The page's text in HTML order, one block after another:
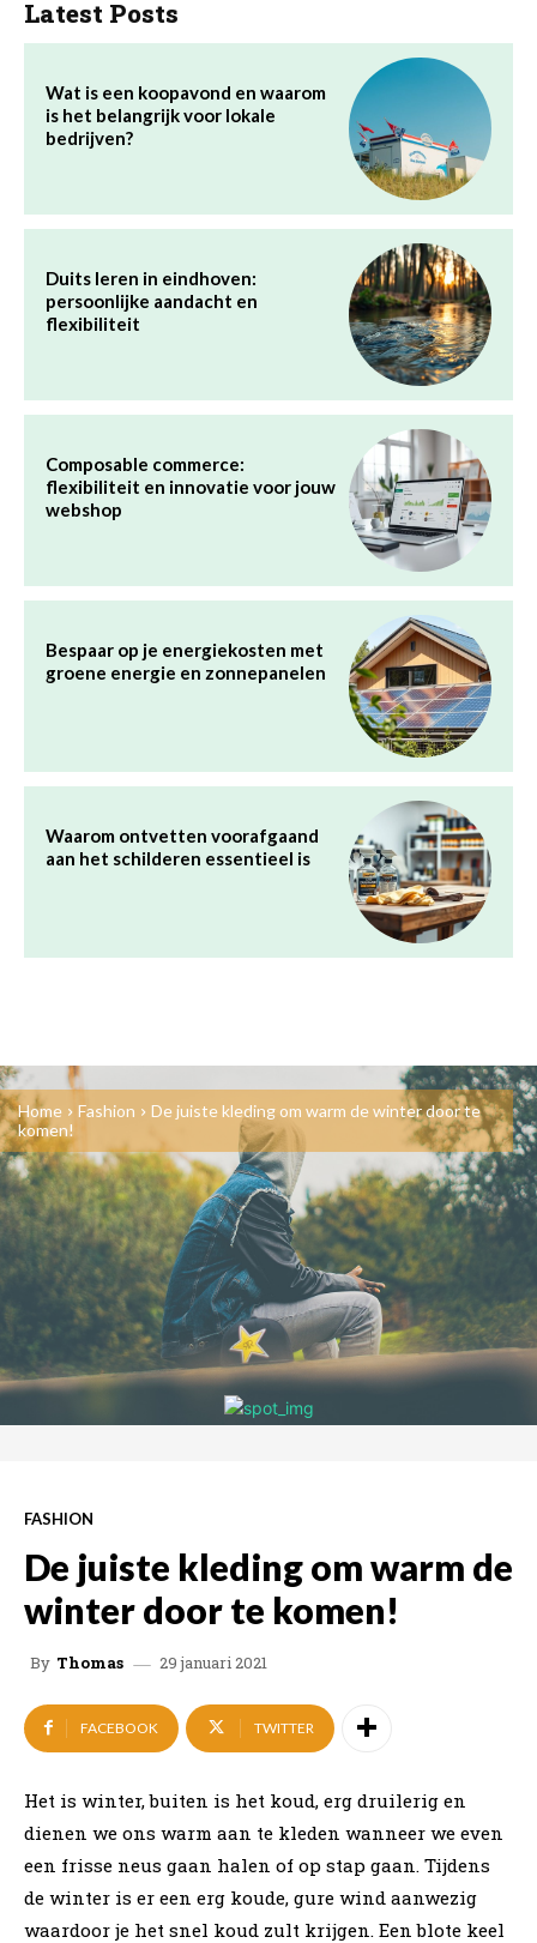
Latest Posts
Wat is een koopavond en waarom
is het belangrijk voor lokale
bedrijven?
Duits leren in eindhoven:
persoonlijke aandacht en
flexibiliteit
Composable commerce:
flexibiliteit en innovatie voor jouw
webshop
Bespaar op je energiekosten met
groene energie en zonnepanelen
Waarom ontvetten voorafgaand
aan het schilderen essentieel is